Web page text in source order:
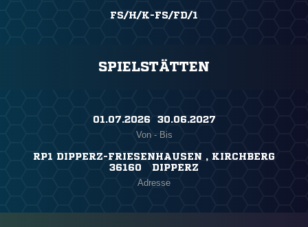
FS/H/K-FS/FD/1
SPIELSTÄTTEN
01.07.2026 ​ 30.06.2027
Von - Bis
RP1 DIPPERZ-FRIESENHAUSEN , KIRCHBERG
36160 DIPPERZ
Adresse